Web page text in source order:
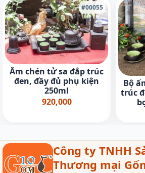
#00055
Ấm chén tử sa đắp trúc
đen, đầy đủ phụ kiện
250ml
920,000
Bộ
trúc
Công ty TNHH
Thương mại